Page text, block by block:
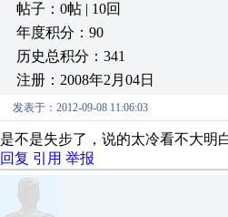
帖子：0帖 | 10回
年度积分：90
历史总积分：341
注册：2008年2月04日
发表于：2012-09-08 11:06:03
是不是失步了，说的太冷看不大明
回复 引用 举报